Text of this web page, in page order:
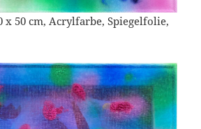
x 50 cm, Acrylfarbe, Spiegelfolie,